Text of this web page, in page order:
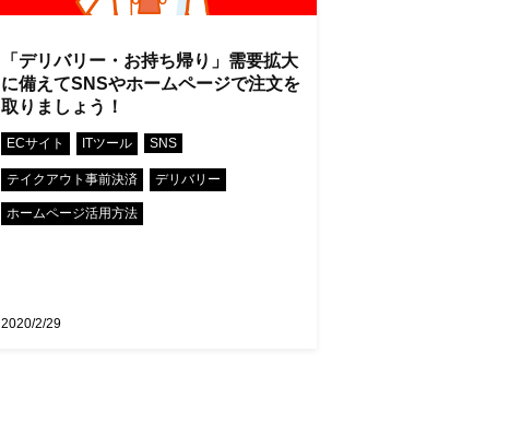
「デリバリー・お持ち帰り」需要拡大
に備えてSNSやホームページで注文を
取りましょう！
ECサイト ITツール SNS •
テイクアウト事前決済 デリバリー
ホームページ活用方法
2020/2/29